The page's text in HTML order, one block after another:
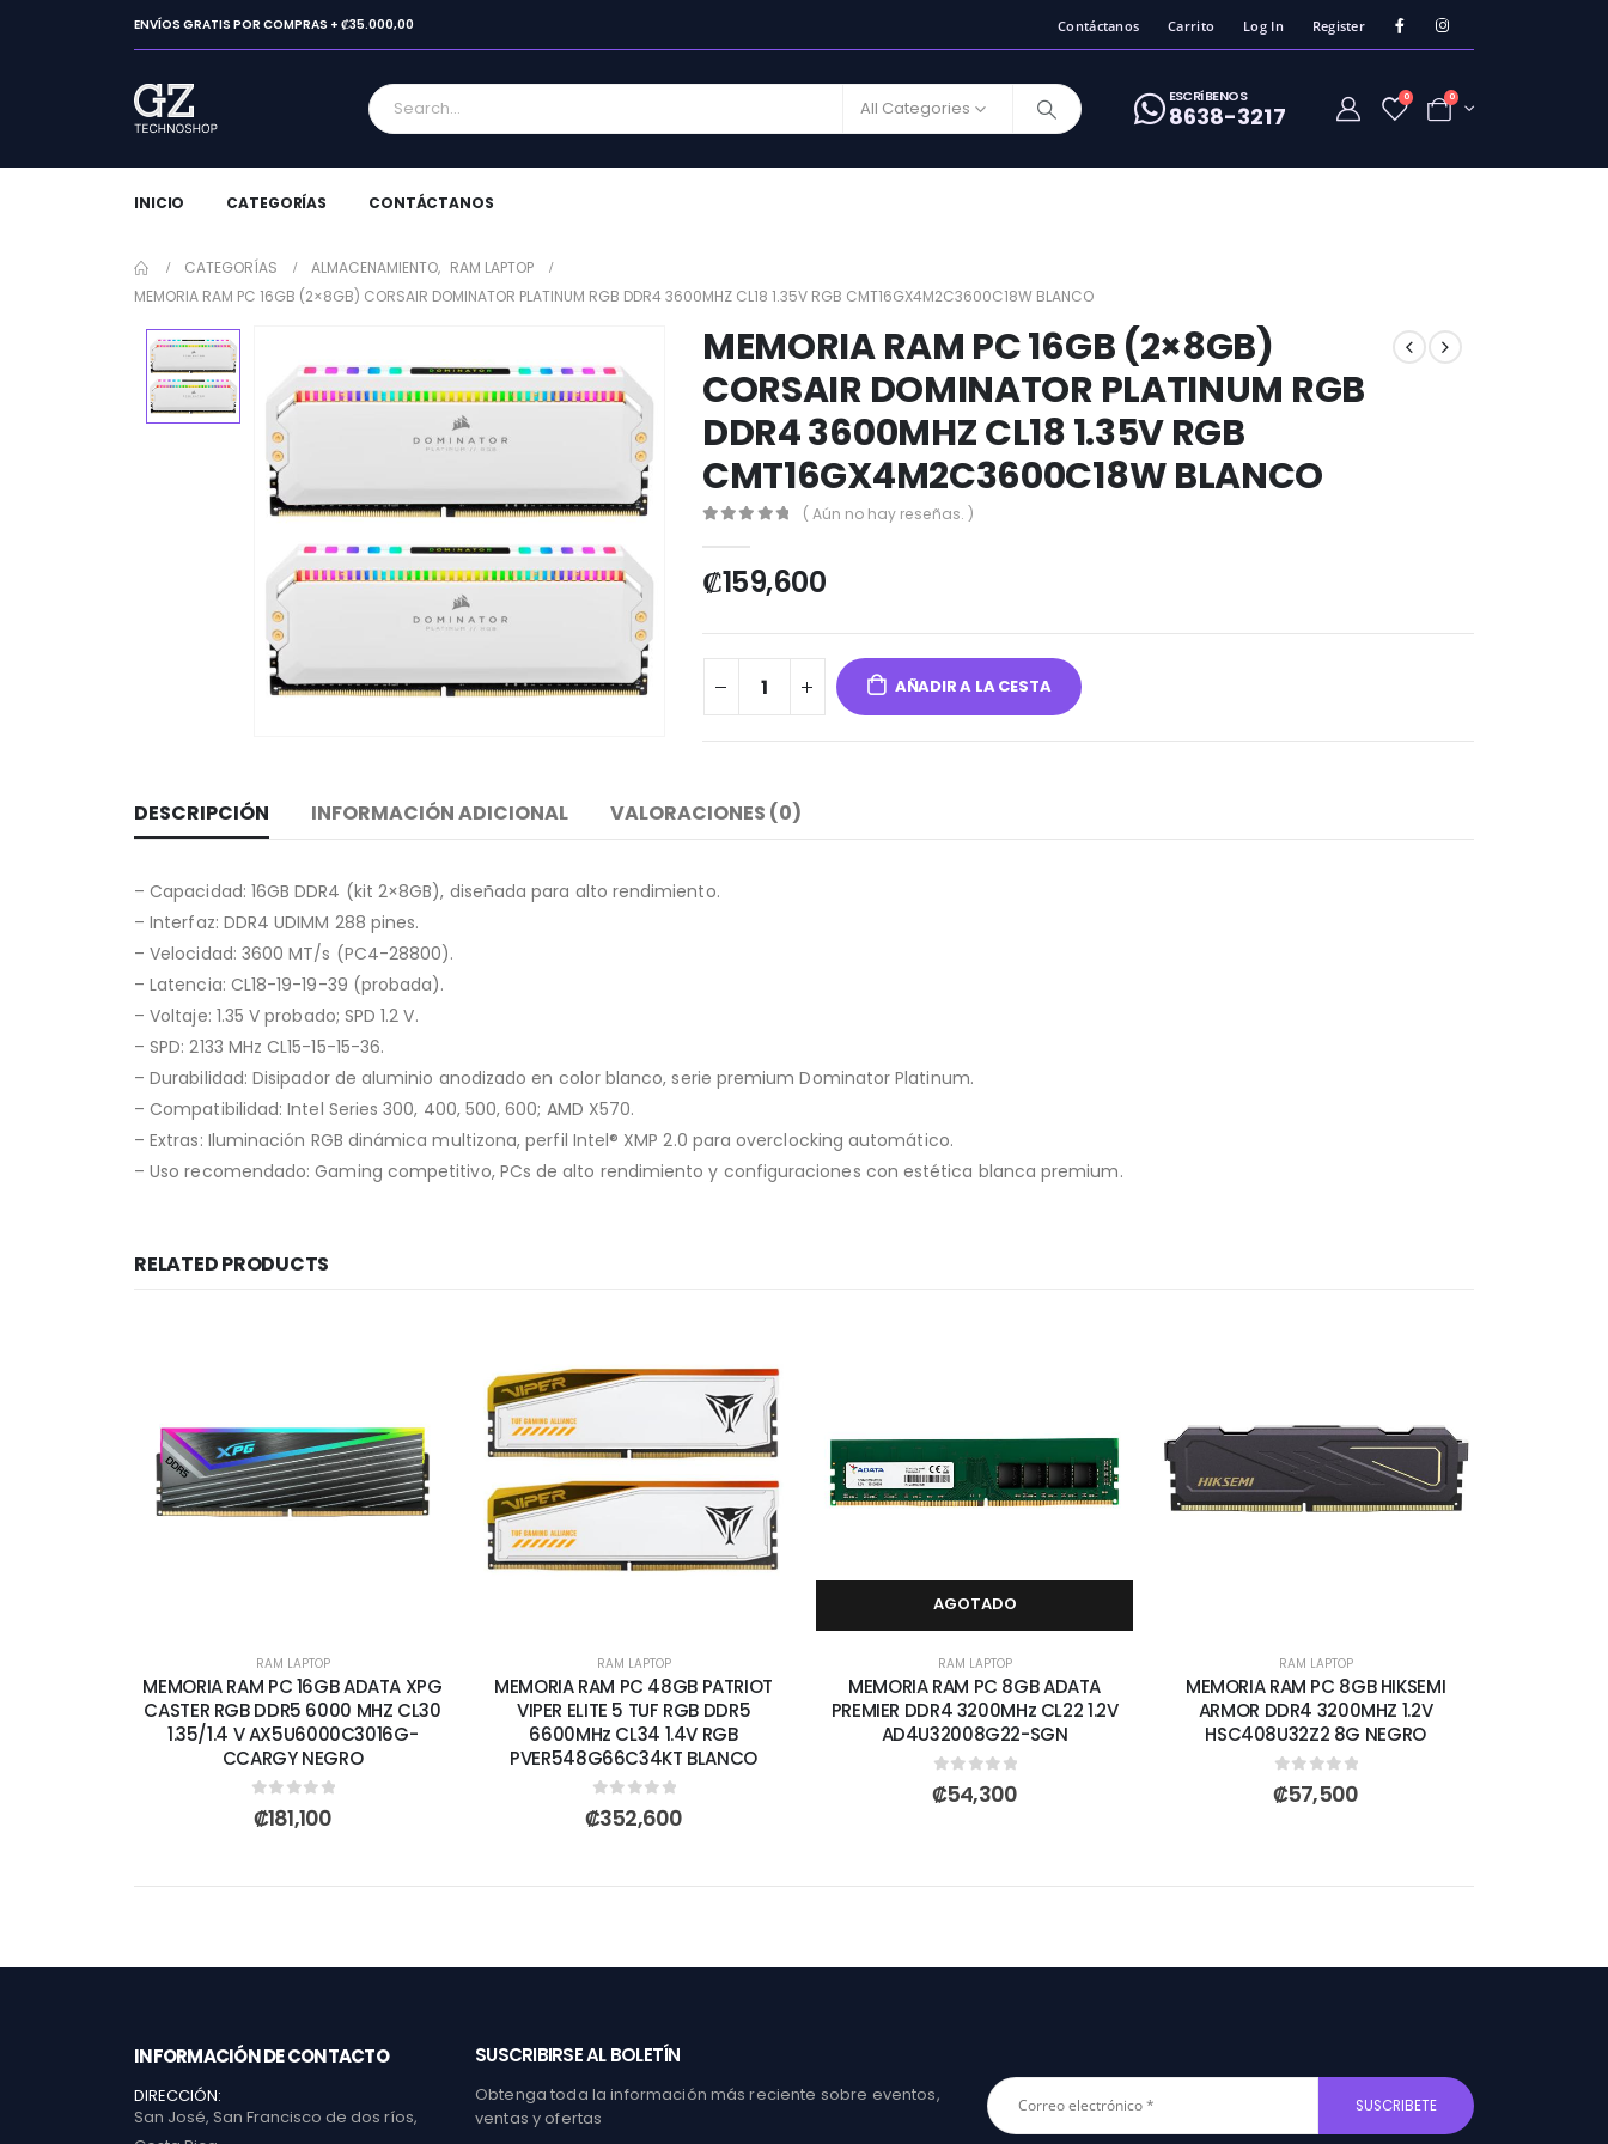
ENVÍOS GRATIS POR COMPRAS + ₡35.000,00 Contáctanos Carrito Log In Register
All Categories
ESCRíBENOS
8638-3217
0 0
INICIO CATEGORÍAS CONTÁCTANOS
CATEGORÍAS ALMACENAMIENTO, RAM LAPTOP
MEMORIA RAM PC 16GB (2×8GB) CORSAIR DOMINATOR PLATINUM RGB DDR4 3600MHZ CL18 1.35V RGB CMT16GX4M2C3600C18W BLANCO
MEMORIA RAM PC 16GB (2×8GB)
CORSAIR DOMINATOR PLATINUM RGB
DDR4 3600MHZ CL18 1.35V RGB
CMT16GX4M2C3600C18W BLANCO
( Aún no hay reseñas. )
₡159,600
AÑADIR A LA CESTA
DESCRIPCIÓN INFORMACIÓN ADICIONAL VALORACIONES (0)
– Capacidad: 16GB DDR4 (kit 2×8GB), diseñada para alto rendimiento.
– Interfaz: DDR4 UDIMM 288 pines.
– Velocidad: 3600 MT/s (PC4-28800).
– Latencia: CL18-19-19-39 (probada).
– Voltaje: 1.35 V probado; SPD 1.2 V.
– SPD: 2133 MHz CL15-15-15-36.
– Durabilidad: Disipador de aluminio anodizado en color blanco, serie premium Dominator Platinum.
– Compatibilidad: Intel Series 300, 400, 500, 600; AMD X570.
– Extras: Iluminación RGB dinámica multizona, perfil Intel® XMP 2.0 para overclocking automático.
– Uso recomendado: Gaming competitivo, PCs de alto rendimiento y configuraciones con estética blanca premium.
RELATED PRODUCTS
RAM LAPTOP
MEMORIA RAM PC 16GB ADATA XPG
CASTER RGB DDR5 6000 MHZ CL30
1.35/1.4 V AX5U6000C3016G-
CCARGY NEGRO
0out of 5
₡181,100
RAM LAPTOP
MEMORIA RAM PC 48GB PATRIOT
VIPER ELITE 5 TUF RGB DDR5
6600MHz CL34 1.4V RGB
PVER548G66C34KT BLANCO
0out of 5
₡352,600
AGOTADO
RAM LAPTOP
MEMORIA RAM PC 8GB ADATA
PREMIER DDR4 3200MHz CL22 1.2V
AD4U32008G22-SGN
0out of 5
₡54,300
RAM LAPTOP
MEMORIA RAM PC 8GB HIKSEMI
ARMOR DDR4 3200MHZ 1.2V
HSC408U32Z2 8G NEGRO
0out of 5
₡57,500
INFORMACIÓN DE CONTACTO
DIRECCIÓN:
San José, San Francisco de dos ríos,
SUSCRIBIRSE AL BOLETÍN
Obtenga toda la información más reciente sobre eventos,
ventas y ofertas